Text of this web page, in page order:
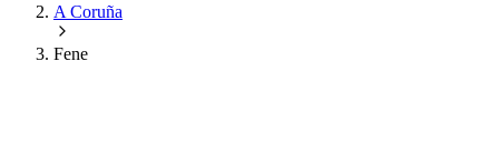
A Coruña
Fene